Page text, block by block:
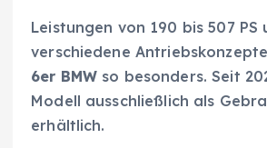
Leistungen von 190 bis 507 PS
verschiedene
6er BMW so besonders. Seit
Modell ausschließlich als
erhältlich.